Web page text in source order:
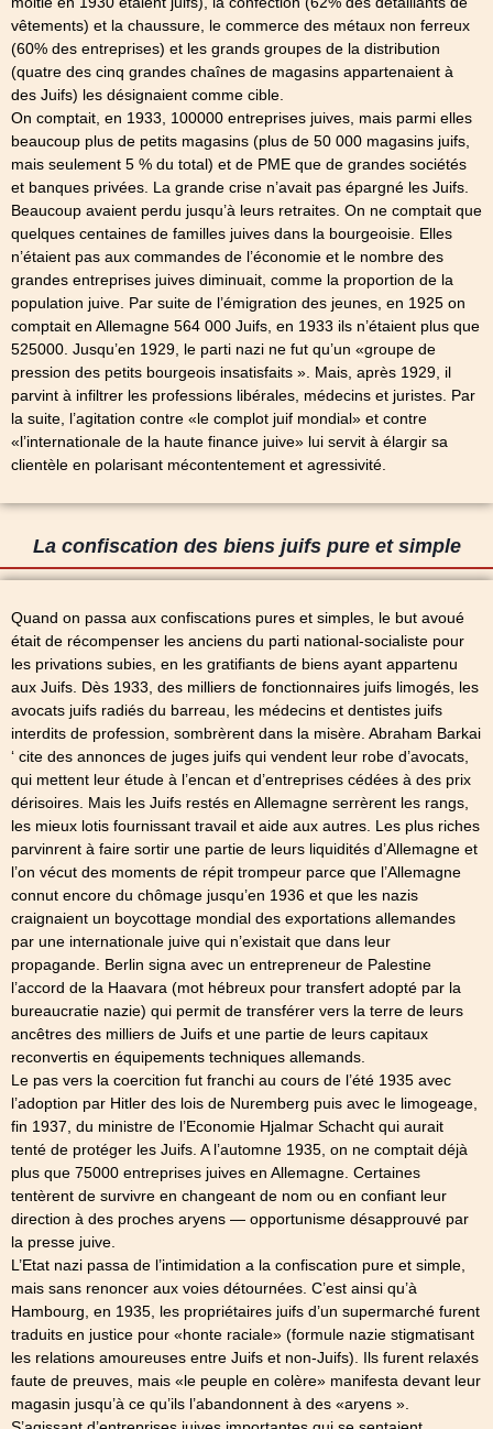
vêtements) et la chaussure, le commerce des métaux non ferreux
(60% des entreprises) et les grands groupes de la distribution
(quatre des cinq grandes chaînes de magasins appartenaient à
des Juifs) les désignaient comme cible.
On comptait, en 1933, 100000 entreprises juives, mais parmi elles
beaucoup plus de petits magasins (plus de 50 000 magasins juifs,
mais seulement 5 % du total) et de PME que de grandes sociétés
et banques privées. La grande crise n’avait pas épargné les Juifs.
Beaucoup avaient perdu jusqu’à leurs retraites. On ne comptait que
quelques centaines de familles juives dans la bourgeoisie. Elles
n’étaient pas aux commandes de l’économie et le nombre des
grandes entreprises juives diminuait, comme la proportion de la
population juive. Par suite de l’émigration des jeunes, en 1925 on
comptait en Allemagne 564 000 Juifs, en 1933 ils n’étaient plus que
525000. Jusqu’en 1929, le parti nazi ne fut qu’un «groupe de
pression des petits bourgeois insatisfaits ». Mais, après 1929, il
parvint à infiltrer les professions libérales, médecins et juristes. Par
la suite, l’agitation contre «le complot juif mondial» et contre
«l’internationale de la haute finance juive» lui servit à élargir sa
clientèle en polarisant mécontentement et agressivité.
La confiscation des biens juifs pure et simple
Quand on passa aux confiscations pures et simples, le but avoué
était de récompenser les anciens du parti national-socialiste pour
les privations subies, en les gratifiants de biens ayant appartenu
aux Juifs. Dès 1933, des milliers de fonctionnaires juifs limogés, les
avocats juifs radiés du barreau, les médecins et dentistes juifs
interdits de profession, sombrèrent dans la misère. Abraham Barkai
‘ cite des annonces de juges juifs qui vendent leur robe d’avocats,
qui mettent leur étude à l’encan et d’entreprises cédées à des prix
dérisoires. Mais les Juifs restés en Allemagne serrèrent les rangs,
les mieux lotis fournissant travail et aide aux autres. Les plus riches
parvinrent à faire sortir une partie de leurs liquidités d’Allemagne et
l’on vécut des moments de répit trompeur parce que l’Allemagne
connut encore du chômage jusqu’en 1936 et que les nazis
craignaient un boycottage mondial des exportations allemandes
par une internationale juive qui n’existait que dans leur
propagande. Berlin signa avec un entrepreneur de Palestine
l’accord de la Haavara (mot hébreux pour transfert adopté par la
bureaucratie nazie) qui permit de transférer vers la terre de leurs
ancêtres des milliers de Juifs et une partie de leurs capitaux
reconvertis en équipements techniques allemands.
Le pas vers la coercition fut franchi au cours de l’été 1935 avec
l’adoption par Hitler des lois de Nuremberg puis avec le limogeage,
fin 1937, du ministre de l’Economie Hjalmar Schacht qui aurait
tenté de protéger les Juifs. A l’automne 1935, on ne comptait déjà
plus que 75000 entreprises juives en Allemagne. Certaines
tentèrent de survivre en changeant de nom ou en confiant leur
direction à des proches aryens — opportunisme désapprouvé par
la presse juive.
L’Etat nazi passa de l’intimidation a la confiscation pure et simple,
mais sans renoncer aux voies détournées. C’est ainsi qu’à
Hambourg, en 1935, les propriétaires juifs d’un supermarché furent
traduits en justice pour «honte raciale» (formule nazie stigmatisant
les relations amoureuses entre Juifs et non-Juifs). Ils furent relaxés
faute de preuves, mais «le peuple en colère» manifesta devant leur
magasin jusqu’à ce qu’ils l’abandonnent à des «aryens ».